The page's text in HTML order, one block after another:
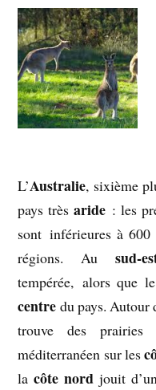
L’Australie, sixième
pays trèsaride : les
sont inférieures à
régions. Ausud-
tempérée, alors que
centre du pays. Autour
trouve des
méditerranéen sur les
lacôte nordjouit